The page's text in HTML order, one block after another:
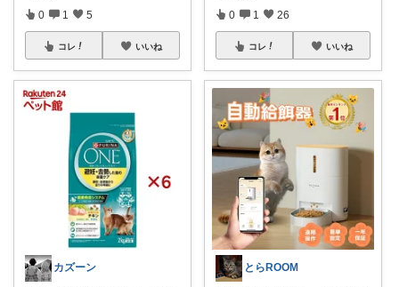
0 1 5
コレ いいね
カズーン
0 1 26
コレ いいね
とらROOM